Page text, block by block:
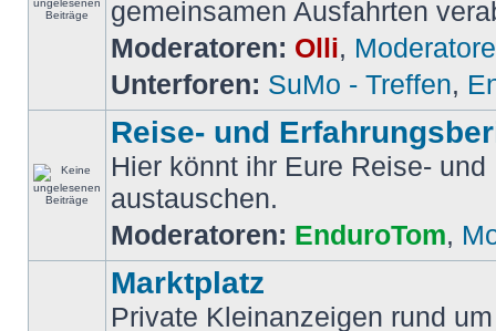
gemeinsamen Ausfahrten
Moderatoren: Olli,
Unterforen: SuMo - Treffen,
Reise- und
Hier könnt ihr Eure Reise-
austauschen.
Moderatoren: EnduroTom,
Marktplatz
Private Kleinanzeigen rund